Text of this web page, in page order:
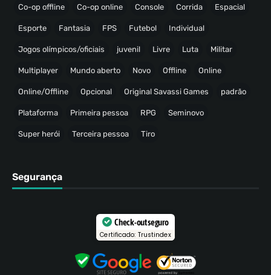
Co-op offline Co-op online Console Corrida Espacial
Esporte Fantasia FPS Futebol Individual
Jogos olímpicos/oficiais juvenil Livre Luta Militar
Multiplayer Mundo aberto Novo Offline Online
Online/Offline Opcional Original Savassi Games padrão
Plataforma Primeira pessoa RPG Seminovo
Super herói Terceira pessoa Tiro
Segurança
Check-out seguro
Certificado: Trustindex